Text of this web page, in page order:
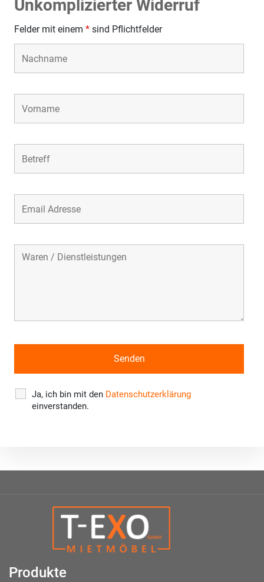
Unkomplizierter Widerruf
Felder mit einem * sind Pflichtfelder
Ja, ich bin mit den Datenschutzerklärung
einverstanden.
Produkte